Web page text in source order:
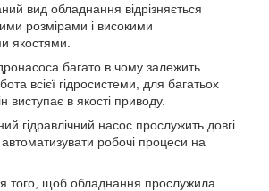
вид обладнання відрізняється
розмірами і високими
якостями.
багато в чому залежить
всієї гідросистеми, для багатьох
виступає в якості приводу.
гідравлічний насос прослужить довгі
автоматизувати робочі процеси на
того, щоб обладнання прослужила